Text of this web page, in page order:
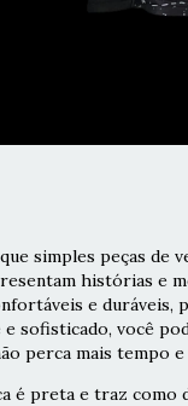
simples peças de
histórias e
e
e sofisticado, você
perca mais tempo
é preta e traz